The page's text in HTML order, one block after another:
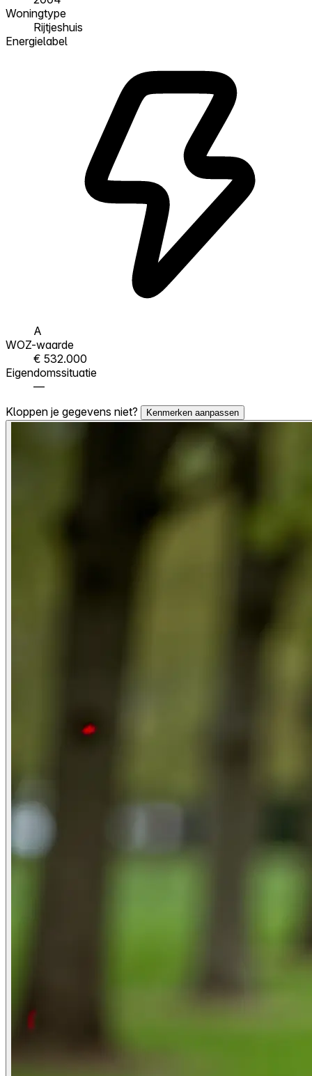
Woningtype
Rijtjeshuis
Energielabel
A
WOZ-waarde
€ 532.000
Eigendomssituatie
—
Kloppen je gegevens niet?
Kenmerken aanpassen